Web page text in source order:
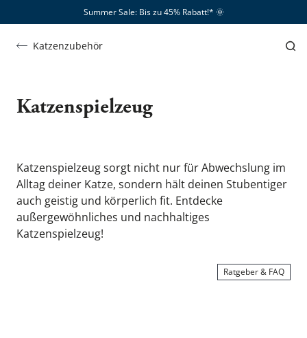
Summer Sale: Bis zu 45% Rabatt!*​ 🌞
Katzenzubehör
Katzenspielzeug
Katzenspielzeug sorgt nicht nur für Abwechslung im
Alltag deiner Katze, sondern hält deinen Stubentiger
auch geistig und körperlich fit. Entdecke
außergewöhnliches und nachhaltiges
Katzenspielzeug!
Ratgeber & FAQ